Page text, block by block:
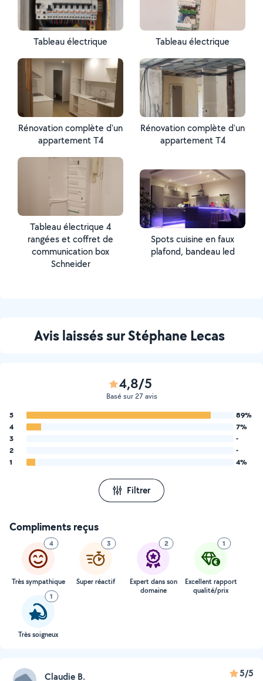
Tableau électrique Tableau électrique
Rénovation complète d'un
appartement T4
Rénovation complète d'un
appartement T4
Tableau électrique 4
rangées et coffret de
communication box
Schneider
Spots cuisine en faux
plafond, bandeau led
Avis laissés sur Stéphane Lecas
4,8/5
Basé sur 27 avis
5
89%
4
7%
3
-
2
-
1
4%
Filtrer
Compliments reçus
4
Très sympathique
3
Super réactif
2
Expert dans son
domaine
1
Excellent rapport
qualité/prix
1
Très soigneux
Claudie B. 5/5